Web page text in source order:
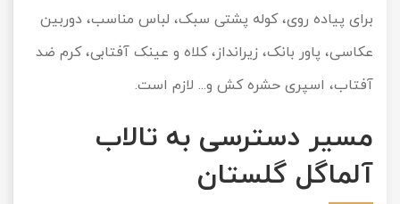
برای پیاده روی، کوله پشتی سبک، لباس مناسب، دوربین
عکاسی، پاور بانک، زیرانداز، کلاه و عینک آفتابی، کرم ضد
آفتاب، اسپری حشره کش و... لازم است.
مسیر دسترسی به تالاب
آلماگل گلستان